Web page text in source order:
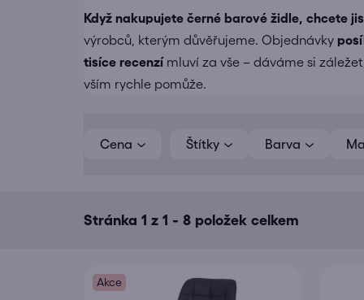
Když nakupujete černé barové židle, chcete
výrobců, kterým důvěřujeme. Objednávky
tisíce recenzímluví za vše – dáváme si
vším rychle pomůže.
Stránka 1 z 1 - 8 položek celkem
Cena Barva
p
o
dAkce